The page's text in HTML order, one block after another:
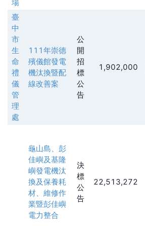
場
臺
中
市
生
命
禮
儀
管
理
處
111年崇德
殯儀館發電
機汰換暨配
線改善案
公
開
招
標
公
告
1,902,000
龜山島、彭
佳嶼及基隆
嶼發電機汰
換及保養耗
材、維修作
業暨彭佳嶼
電力整合
決
標
公
告
22,513,272